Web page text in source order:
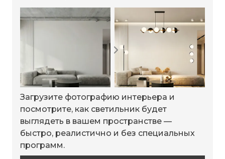
Загрузите фотографию интерьера и
посмотрите, как светильник будет
выглядеть в вашем пространстве —
быстро, реалистично и без специальных
программ.